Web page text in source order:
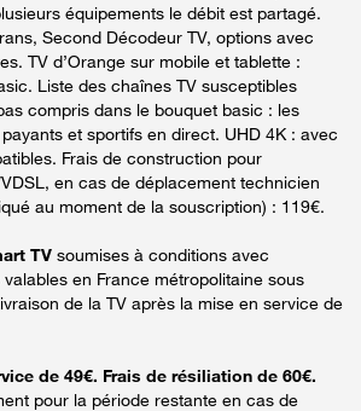
équipements le débit est partagé.
Second Décodeur TV, options avec
TV d’Orange sur mobile et tablette :
Liste des chaînes TV susceptibles
compris dans le bouquet basic : les
et sportifs en direct. UHD 4K : avec
Frais de construction pour
en cas de déplacement technicien
au moment de la souscription) : 119€.
TV soumises à conditions avec
en France métropolitaine sous
de la TV après la mise en service de
de 49€. Frais de résiliation de 60€.
pour la période restante en cas de